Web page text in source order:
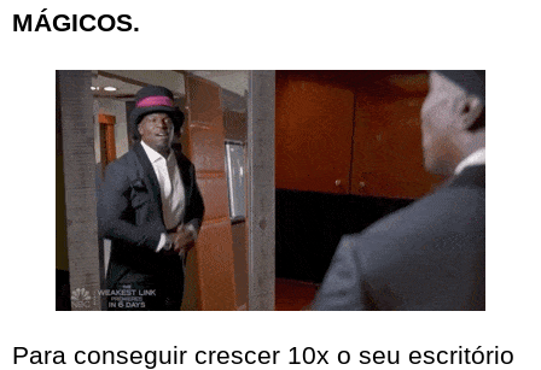
MÁGICOS.
Para conseguir crescer 10x o seu escritório